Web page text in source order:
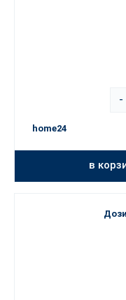
-
home24
в